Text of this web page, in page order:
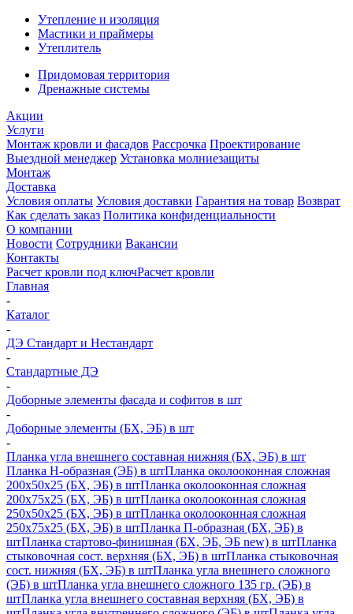
Утепление и изоляция
Мастики и праймеры
Утеплитель
Придомовая территория
Дренажные системы
Акции
Услуги
Монтаж кровли и фасадов Рассрочка Проектирование
Выездной менеджер Установка молниезащиты
Монтаж
Доставка
Условия оплаты Условия доставки Гарантия на товар Возврат
Как сделать заказ Политика конфиденциальности
О компании
Новости Сотрудники Вакансии
Контакты
Расчет кровли под ключРасчет кровли
Главная
-
Каталог
-
ДЭ Стандарт и Нестандарт
-
Стандартные ДЭ
-
Доборные элементы фасада и софитов в шт
-
Доборные элементы (БХ, ЭБ) в шт
-
Планка угла внешнего составная нижняя (БХ, ЭБ) в шт
Планка H-образная (ЭБ) в штПланка околооконная сложная
200х50х25 (БХ, ЭБ) в штПланка околооконная сложная
200х75х25 (БХ, ЭБ) в штПланка околооконная сложная
250х50х25 (БХ, ЭБ) в штПланка околооконная сложная
250х75х25 (БХ, ЭБ) в штПланка П-образная (БХ, ЭБ) в
штПланка стартово-финишная (БХ, ЭБ, ЭБ new) в штПланка
стыковочная сост. верхняя (БХ, ЭБ) в штПланка стыковочная
сост. нижняя (БХ, ЭБ) в штПланка угла внешнего сложного
(ЭБ) в штПланка угла внешнего сложного 135 гр. (ЭБ) в
штПланка угла внешнего составная верхняя (БХ, ЭБ) в